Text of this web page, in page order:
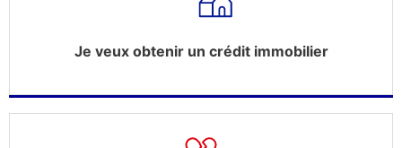
Je veux obtenir un crédit immobilier